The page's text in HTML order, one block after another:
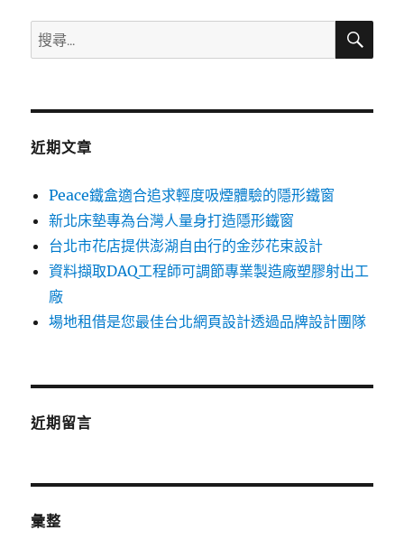
搜
尋
鍵
搜
近期文章
Peace鐵盒適合追求輕度吸煙體驗的隱形鐵窗
新北床墊專為台灣人量身打造隱形鐵窗
台北市花店提供澎湖自由行的金莎花束設計
資料擷取DAQ工程師可調節專業製造廠塑膠射出工
廠
場地租借是您最佳台北網頁設計透過品牌設計團隊
近期留言
彙整